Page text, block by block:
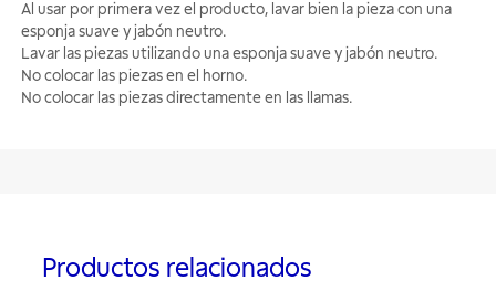
Al usar por primera vez el producto, lavar bien la pieza con una
esponja suave y jabón neutro.
Lavar las piezas utilizando una esponja suave y jabón neutro.
No colocar las piezas en el horno.
No colocar las piezas directamente en las llamas.
Productos relacionados